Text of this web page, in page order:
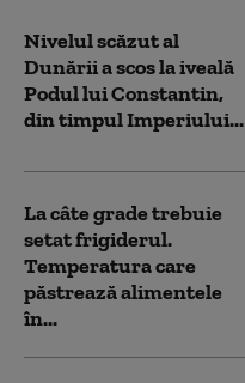
Nivelul scăzut al
Dunării a scos la iveală
Podul lui Constantin,
din timpul Imperiului...
La câte grade trebuie
setat frigiderul.
Temperatura care
păstrează alimentele
în...